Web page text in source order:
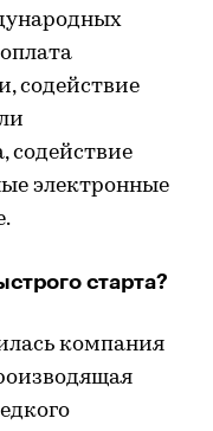
содействие
содействие
электронные
старта?
компания